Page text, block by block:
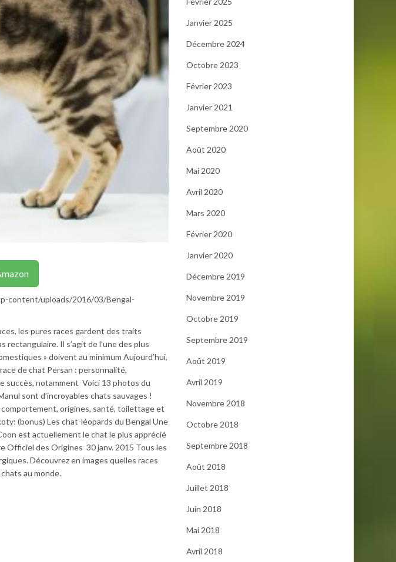
content/uploads/2016/03/Bengal-
les pures races gardent des traits
Il s’agit de l’une des plus
» doivent au minimum Aujourd’hui,
de chat Persan : personnalité,
succès, notamment Voici 13 photos du
sont d’incroyables chats sauvages !
origines, santé, toilettage et
(bonus) Les chat-léopards du Bengal Une
est actuellement le chat le plus apprécié
Officiel des Origines 30 janv. 2015 Tous les
Découvrez en images quelles races
au monde.
Janvier 2025
Décembre 2024
Octobre 2023
Février 2023
Janvier 2021
Septembre 2020
Août 2020
Mai 2020
Avril 2020
Mars 2020
Février 2020
Janvier 2020
Décembre 2019
Novembre 2019
Octobre 2019
Septembre 2019
Août 2019
Avril 2019
Novembre 2018
Octobre 2018
Septembre 2018
Août 2018
Juillet 2018
Juin 2018
Mai 2018
Avril 2018